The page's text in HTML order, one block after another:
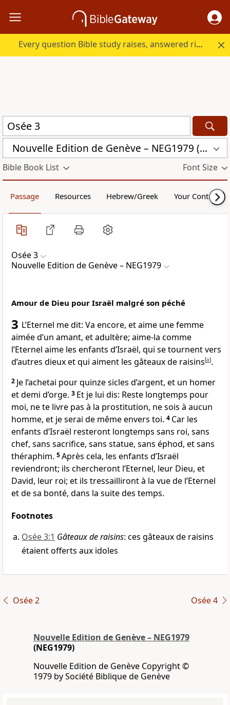
Every question Bible study raises, answered right here.
Nouvelle Edition de Genève – NEG1979 (NEG1979)
Bible Book List Font Size
Passage Resources Hebrew/Greek Your Content
Osée 3
Nouvelle Edition de Genève – NEG1979
Amour de Dieu pour Israël malgré son péché
3 L’Eternel me dit: Va encore, et aime une femme
aimée d’un amant, et adultère; aime-la comme
l’Eternel aime les enfants d’Israël, qui se tournent vers
d’autres dieux et qui aiment les gâteaux de raisins[a].
2 Je l’achetai pour quinze sicles d’argent, et un homer
et demi d’orge. 3 Et je lui dis: Reste longtemps pour
moi, ne te livre pas à la prostitution, ne sois à aucun
homme, et je serai de même envers toi. 4 Car les
enfants d’Israël resteront longtemps sans roi, sans
chef, sans sacrifice, sans statue, sans éphod, et sans
théraphim. 5Après cela, les enfants d’Israël
reviendront; ils chercheront l’Eternel, leur Dieu, et
David, leur roi; et ils tressailliront à la vue de l’Eternel
et de sa bonté, dans la suite des temps.
Footnotes
Osée 3:1 Gâteaux de raisins: ces gâteaux de raisins
étaient offerts aux idoles
Osée 2 Osée 4
Nouvelle Edition de Genève – NEG1979
(NEG1979)
Nouvelle Edition de Genève Copyright ©
1979 by Société Biblique de Genève